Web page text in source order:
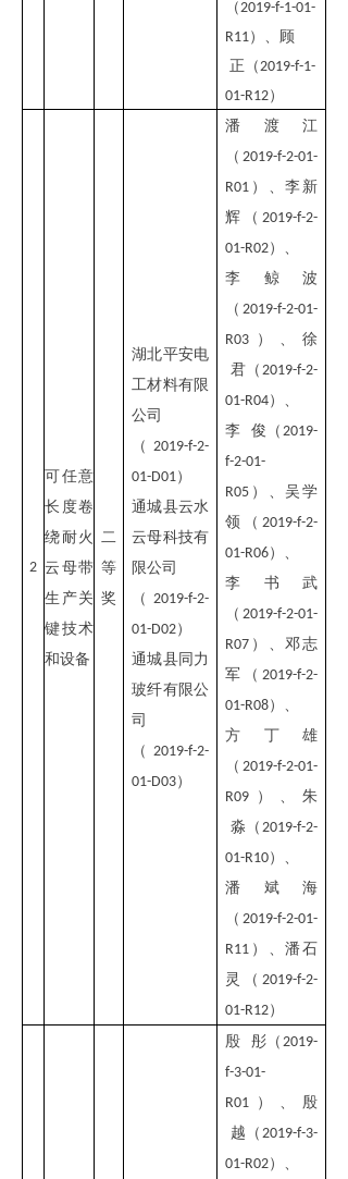
（2019-f-1-01-
R11） 、
顾
正 （2019-f-1-
01-R12）
2
可任意
长度卷
绕耐火
云母带
生产关
键技术
和设备
二
等
奖
湖北平安电
工材料有限
公司
（ 2019-f-2-
01-D01）
通城县云水
云母科技有
限公司
（2019-f-2-
01-D02）
通城县同力
玻纤有限公
司
（ 2019-f-2-
01-D03）
潘渡江
（ 2019-f-2-01-
R01 ）、李新
辉（ 2019-f-2-
01-R02）、
李鲸波
（ 2019-f-2-01-
R03 ）、徐
君（ 2019-f-2-
01-R04）、
李 俊（ 2019-
f-2-01-
R05 ）、吴学
领（ 2019-f-2-
01-R06）、
李书武
（ 2019-f-2-01-
R07 ）、邓志
军（ 2019-f-2-
01-R08）、
方丁雄
（ 2019-f-2-01-
R09 ）、朱
淼（ 2019-f-2-
01-R10）、
潘斌海
（ 2019-f-2-01-
R11 ）、潘石
灵（ 2019-f-2-
01-R12）
殷 彤（ 2019-
f-3-01-
R01 ）、 殷
越 （ 2019-f-3-
01-R02）、